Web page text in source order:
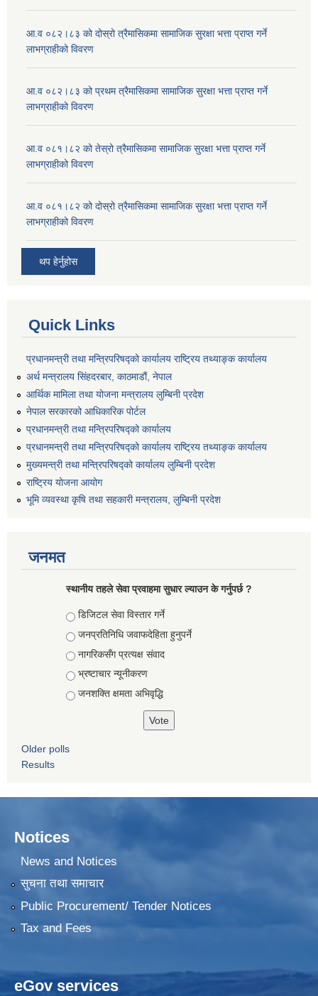
आ.व ०८२।८३ को दोस्रो त्रैमासिकमा सामाजिक सुरक्षा भत्ता प्राप्त गर्ने
लाभग्राहीको विवरण
आ.व ०८२।८३ को प्रथम त्रैमासिकमा सामाजिक सुरक्षा भत्ता प्राप्त गर्ने
लाभग्राहीको विवरण
आ.व ०८१।८२ को तेस्रो त्रैमासिकमा सामाजिक सुरक्षा भत्ता प्राप्त गर्ने
लाभग्राहीको विवरण
आ.व ०८१।८२ को दोस्रो त्रैमासिकमा सामाजिक सुरक्षा भत्ता प्राप्त गर्ने
लाभग्राहीको विवरण
थप हेर्नुहोस
Quick Links
प्रधानमन्त्री तथा मन्त्रिपरिषद्को कार्यालय राष्ट्रिय तथ्याङ्क कार्यालय
अर्थ मन्त्रालय सिंहदरबार, काठमाडौं, नेपाल
आर्थिक मामिला तथा योजना मन्त्रालय लुम्बिनी प्रदेश
नेपाल सरकारको आधिकारिक पोर्टल
प्रधानमन्त्री तथा मन्त्रिपरिषद्को कार्यालय
प्रधानमन्त्री तथा मन्त्रिपरिषद्को कार्यालय राष्ट्रिय तथ्याङ्क कार्यालय
मुख्यमन्त्री तथा मन्त्रिपरिषद्को कार्यालय लुम्बिनी प्रदेश
राष्ट्रिय योजना आयोग
भूमि व्यवस्था कृषि तथा सहकारी मन्त्रालय, लुम्बिनी प्रदेश
जनमत
स्थानीय तहले सेवा प्रवाहमा सुधार ल्याउन के गर्नुपर्छ ?
Choices
डिजिटल सेवा विस्तार गर्ने
जनप्रतिनिधि जवाफदेहिता हुनुपर्ने
नागरिकसँग प्रत्यक्ष संवाद
भ्रष्टाचार न्यूनीकरण
जनशक्ति क्षमता अभिवृद्धि
Older polls
Results
Notices
News and Notices
सुचना तथा समाचार
Public Procurement/ Tender Notices
Tax and Fees
eGov services